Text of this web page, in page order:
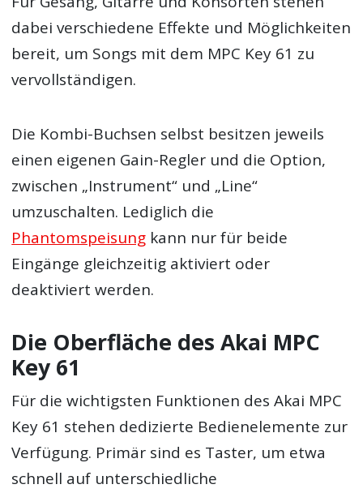
dabei verschiedene Effekte und Möglichkeiten
bereit, um Songs mit dem MPC Key 61 zu
vervollständigen.
Die Kombi-Buchsen selbst besitzen jeweils
einen eigenen Gain-Regler und die Option,
zwischen „Instrument“ und „Line“
umzuschalten. Lediglich die
Phantomspeisung kann nur für beide
Eingänge gleichzeitig aktiviert oder
deaktiviert werden.
Die Oberfläche des Akai MPC
Key 61
Für die wichtigsten Funktionen des Akai MPC
Key 61 stehen dedizierte Bedienelemente zur
Verfügung. Primär sind es Taster, um etwa
schnell auf unterschiedliche